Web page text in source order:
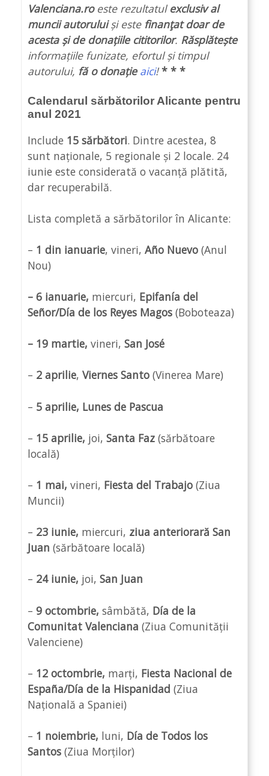
Valenciana.roeste rezultatul exclusiv al
muncii autoruluiși este finanţat doar de
acesta și de donațiile cititorilor. Răsplătește
informațiile funizate, efortul și timpul
autorului, fă o donație aici!* * *
Calendarul sărbătorilor Alicante pentru
anul 2021
Include 15 sărbători. Dintre acestea, 8
sunt naționale, 5 regionale și 2 locale. 24
iunie este considerată o vacanță plătită,
dar recuperabilă.
Lista completă a sărbătorilor în Alicante:
– 1 din ianuarie, vineri, Año Nuevo (Anul
Nou)
– 6 ianuarie, miercuri, Epifanía del
Señor/Día de los Reyes Magos (Boboteaza)
– 19 martie, vineri, San José
– 2 aprilie, Viernes Santo (Vinerea Mare)
– 5 aprilie, Lunes de Pascua
– 15 aprilie, joi, Santa Faz (sărbătoare
locală)
– 1 mai, vineri, Fiesta del Trabajo (Ziua
Muncii)
– 23 iunie, miercuri, ziua anteriorară San
Juan (sărbătoare locală)
– 24 iunie, joi, San Juan
– 9 octombrie, sâmbătă, Día de la
Comunitat Valenciana (Ziua Comunității
Valenciene)
– 12 octombrie, marți, Fiesta Nacional de
España/Día de la Hispanidad (Ziua
Națională a Spaniei)
– 1 noiembrie, luni, Día de Todos los
Santos (Ziua Morților)